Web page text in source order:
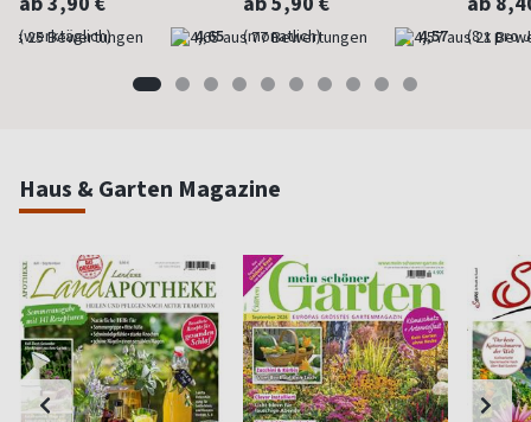
(werktäglich) 4,65 (monatlich) 4,57 (8 x pro
Haus & Garten Magazine